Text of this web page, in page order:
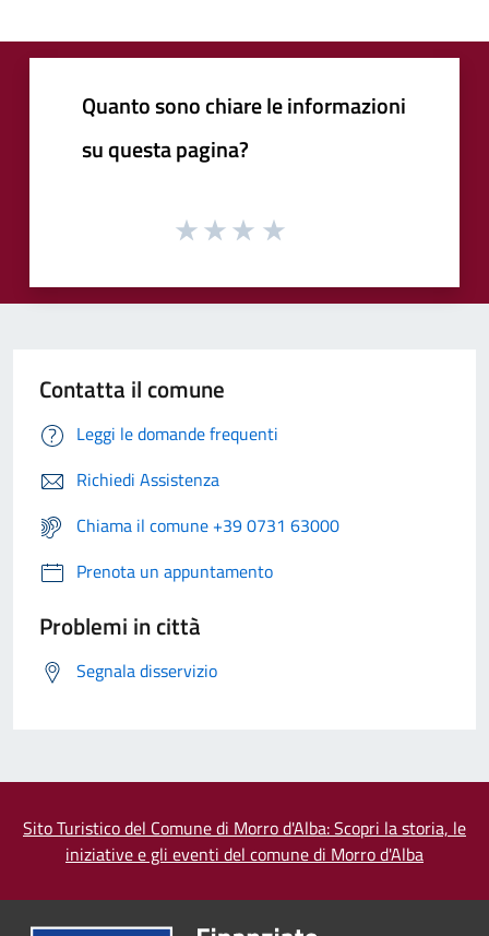
Quanto sono chiare le informazioni
su questa pagina?
Contatta il comune
Leggi le domande frequenti
Richiedi Assistenza
Chiama il comune +39 0731 63000
Prenota un appuntamento
Problemi in città
Segnala disservizio
Sito Turistico del Comune di Morro d'Alba: Scopri la storia, le
iniziative e gli eventi del comune di Morro d'Alba